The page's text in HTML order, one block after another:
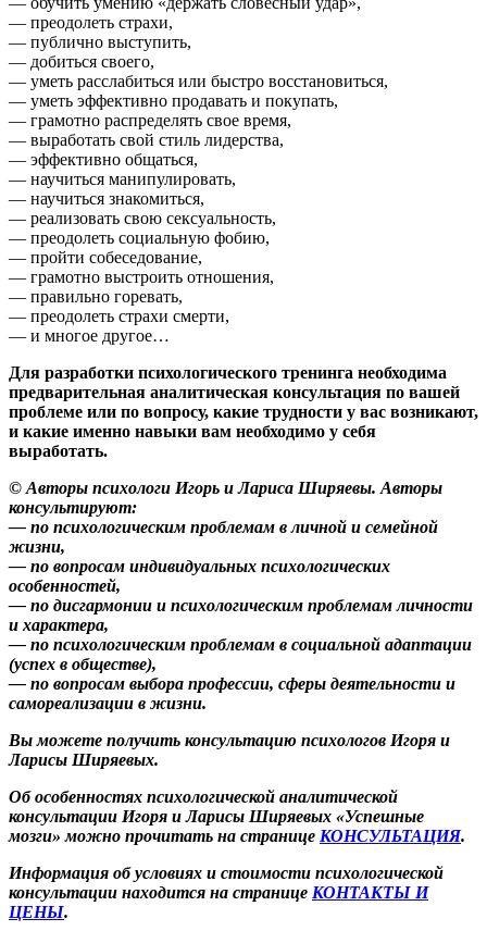
— преодолеть страхи,
— публично выступить,
— добиться своего,
— уметь расслабиться или быстро восстановиться,
— уметь эффективно продавать и покупать,
— грамотно распределять свое время,
— выработать свой стиль лидерства,
— эффективно общаться,
— научиться манипулировать,
— научиться знакомиться,
— реализовать свою сексуальность,
— преодолеть социальную фобию,
— пройти собеседование,
— грамотно выстроить отношения,
— правильно горевать,
— преодолеть страхи смерти,
— и многое другое…
Для разработки психологического тренинга необходима
предварительная аналитическая консультация по вашей
проблеме или по вопросу, какие трудности у вас возникают,
и какие именно навыки вам необходимо у себя
выработать.
© Авторы психологи Игорь и Лариса Ширяевы. Авторы
консультируют:
— по психологическим проблемам в личной и семейной
жизни,
— по вопросам индивидуальных психологических
особенностей,
— по дисгармонии и психологическим проблемам личности
и характера,
— по психологическим проблемам в социальной адаптации
(успех в обществе),
— по вопросам выбора профессии, сферы деятельности и
самореализации в жизни.
Вы можете получить консультацию психологов Игоря и
Ларисы Ширяевых.
Об особенностях психологической аналитической
консультации Игоря и Ларисы Ширяевых «Успешные
мозги» можно прочитать на странице КОНСУЛЬТАЦИЯ.
Информация об условиях и стоимости психологической
консультации находится на странице КОНТАКТЫ И
ЦЕНЫ.